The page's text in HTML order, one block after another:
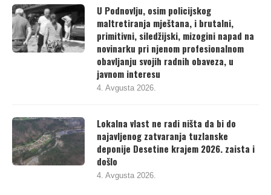
U Podnovlju, osim policijskog
maltretiranja mještana, i brutalni,
primitivni, siledžijski, mizogini napad na
novinarku pri njenom profesionalnom
obavljanju svojih radnih obaveza, u
javnom interesu
4. Avgusta 2026.
Lokalna vlast ne radi ništa da bi do
najavljenog zatvaranja tuzlanske
deponije Desetine krajem 2026. zaista i
došlo
4. Avgusta 2026.